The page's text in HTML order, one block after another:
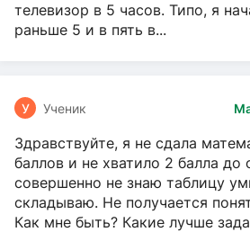
телевизор в 5 часов. Типо, я
раньше 5 и в пять в...
У Ученик
Здравствуйте, я не сдала
баллов и не хватило 2 балла до
совершенно не знаю таблицу
складываю. Не получается
Как мне быть? Какие лучше